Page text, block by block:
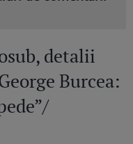
detalii
Burcea: